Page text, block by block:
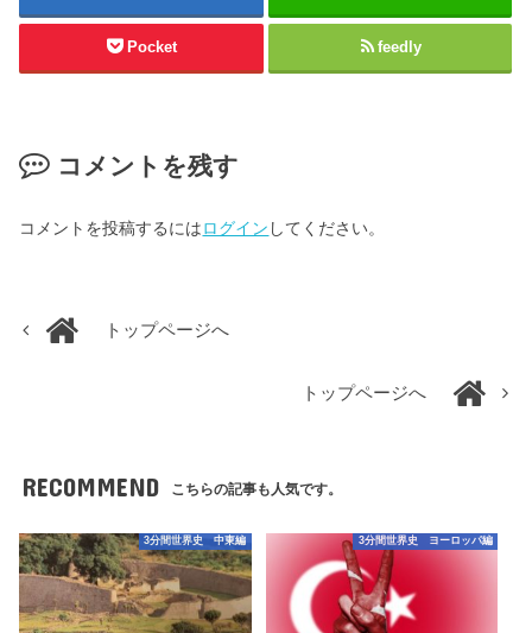
Pocket feedly
コメントを残す
コメントを投稿するにはログイン してください。
トップページへ
トップページへ
RECOMMEND こちらの記事も人気です。
3分間世界史 中東編 3分間世界史 ヨーロッパ編